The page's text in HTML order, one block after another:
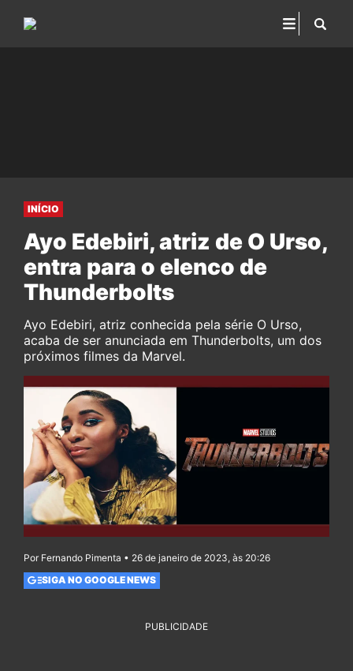
INÍCIO
Ayo Edebiri, atriz de O Urso,
entra para o elenco de
Thunderbolts
Ayo Edebiri, atriz conhecida pela série O Urso,
acaba de ser anunciada em Thunderbolts, um dos
próximos filmes da Marvel.
Por Fernando Pimenta • 26 de janeiro de 2023, às 20:26
SIGA NO GOOGLE NEWS
PUBLICIDADE